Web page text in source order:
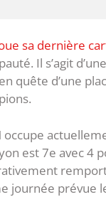
sa dernière
Il s’agit
quête d’une
occupe
est 7e avec 4
journée prévue